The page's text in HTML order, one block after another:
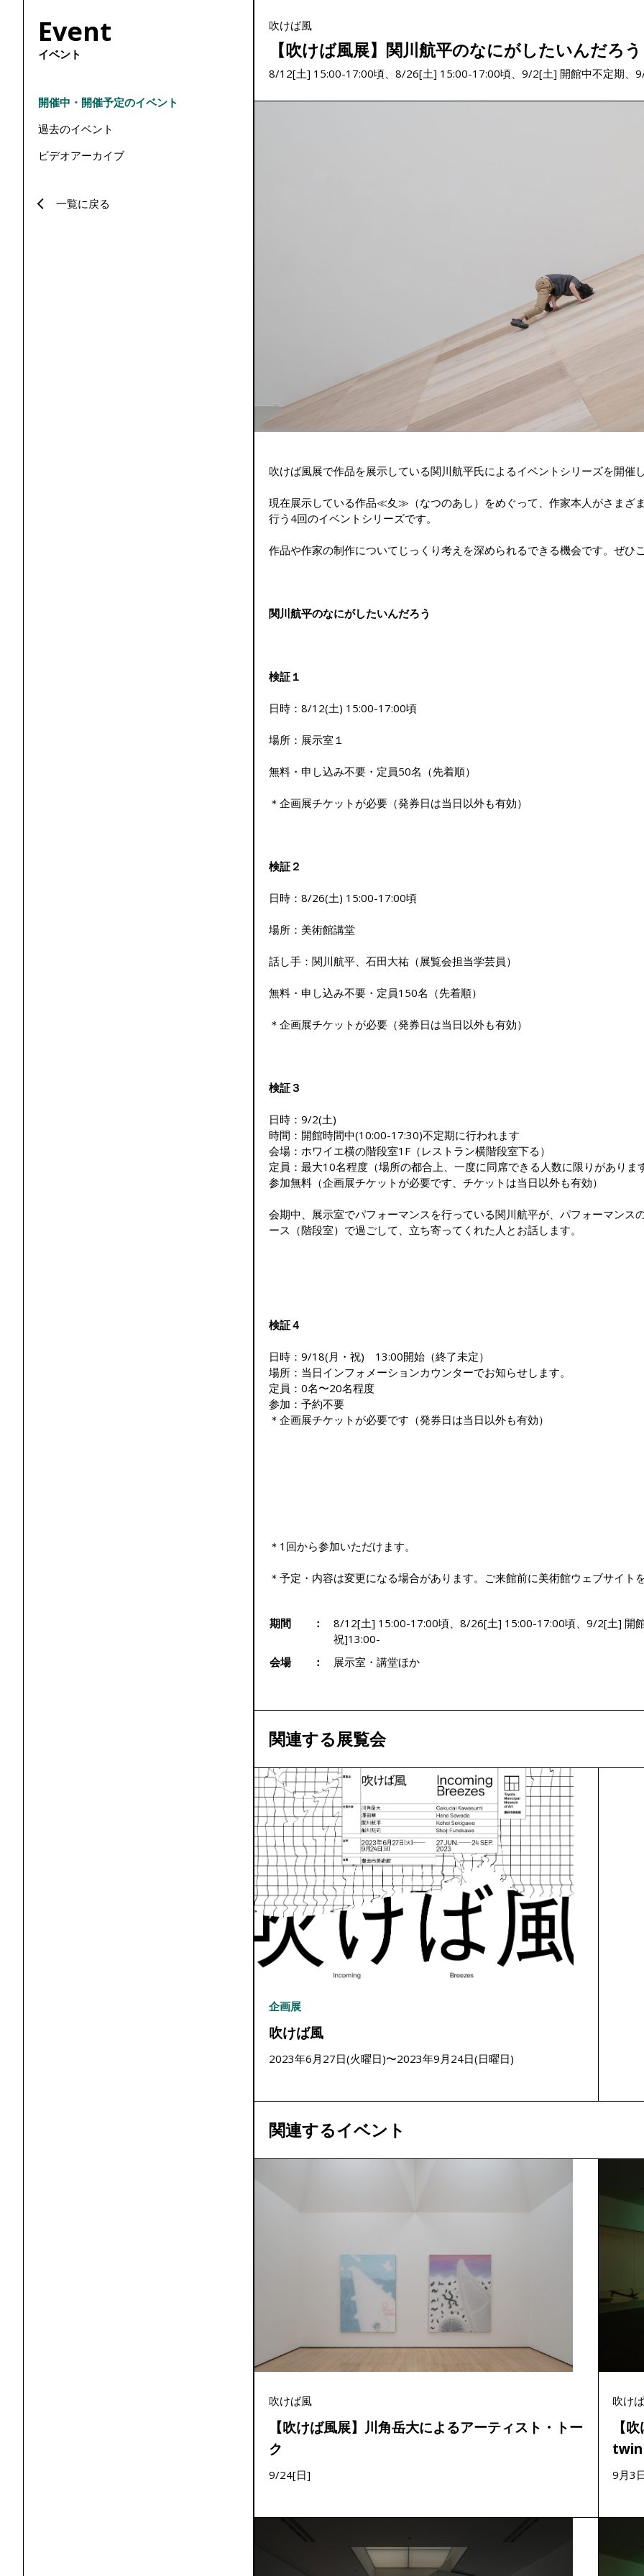
Event
イベント
開催中・開催予定のイベント
過去のイベント
ビデオアーカイブ
一覧に戻る
吹けば風
【吹けば風展】関川航平のなにがしたいんだろう
8/12[土] 15:00-17:00頃、8/26[土] 15:00-17:00頃、9/2[土] 開館中不定期、
吹けば風展で作品を展示している関川航平氏によるイベントシリーズを開催し
現在展示している作品≪夊≫（なつのあし）をめぐって、作家本人がさまざ
行う4回のイベントシリーズです。
作品や作家の制作についてじっくり考えを深められるできる機会です。ぜひ
関川航平のなにがしたいんだろう
検証１
日時：8/12(土) 15:00-17:00頃
場所：展示室１
無料・申し込み不要・定員50名（先着順）
＊企画展チケットが必要（発券日は当日以外も有効）
検証２
日時：8/26(土) 15:00-17:00頃
場所：美術館講堂
話し手：関川航平、石田大祐（展覧会担当学芸員）
無料・申し込み不要・定員150名（先着順）
＊企画展チケットが必要（発券日は当日以外も有効）
検証３
日時：9/2(土)
時間：開館時間中(10:00-17:30)不定期に行われます
会場：ホワイエ横の階段室1F（レストラン横階段室下る）
定員：最大10名程度（場所の都合上、一度に同席できる人数に限りがありま
参加無料（企画展チケットが必要です、チケットは当日以外も有効）
会期中、展示室でパフォーマンスを行っている関川航平が、パフォーマンス
ース（階段室）で過ごして、立ち寄ってくれた人とお話します。
検証４
日時：9/18(月・祝) 13:00開始（終了未定）
場所：当日インフォメーションカウンターでお知らせします。
定員：0名〜20名程度
参加：予約不要
＊企画展チケットが必要です（発券日は当日以外も有効）
＊1回から参加いただけます。
＊予定・内容は変更になる場合があります。ご来館前に美術館ウェブサイト
期間 ：
8/12[土] 15:00-17:00頃、8/26[土] 15:00-17:00頃、9/2[土] 開
祝]13:00-
会場 ：
展示室・講堂ほか
関連する展覧会
企画展
吹けば風
2023年6月27日(火曜日)〜2023年9月24日(日曜日)
関連するイベント
吹けば風
【吹けば風展】川角岳大によるアーティスト・トー
ク
9/24[日]
吹け
【
twin
9月3